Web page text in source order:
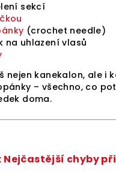
sekcí
(crochet needle)
na uhlazení vlasů
nejen kanekalon, ale i
– všechno, co
doma.
Nejčastější chyby